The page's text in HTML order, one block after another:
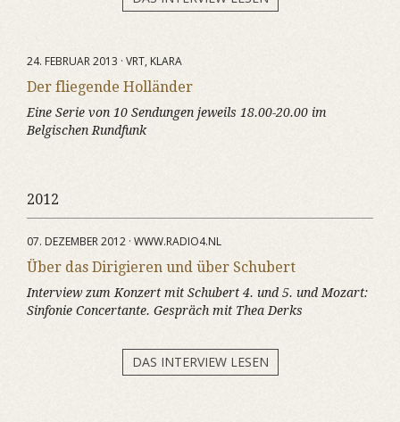
24. FEBRUAR 2013 · VRT, KLARA
Der fliegende Holländer
Eine Serie von 10 Sendungen jeweils 18.00-20.00 im
Belgischen Rundfunk
2012
07. DEZEMBER 2012 · WWW.RADIO4.NL
Über das Dirigieren und über Schubert
Interview zum Konzert mit Schubert 4. und 5. und Mozart:
Sinfonie Concertante. Gespräch mit Thea Derks
DAS INTERVIEW LESEN